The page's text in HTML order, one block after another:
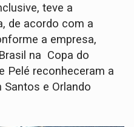
teve a
de acordo com a
a empresa,
na Copa do
Pelé reconheceram a
Santos e Orlando